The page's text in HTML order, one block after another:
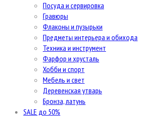
Посуда и сервировка
Гравюры
Флаконы и пузырьки
Предметы интерьера и обихода
Техника и инструмент
Фарфор и хрусталь
Хобби и спорт
Мебель и свет
Деревенская утварь
Бронза, латунь
SALE до 50%